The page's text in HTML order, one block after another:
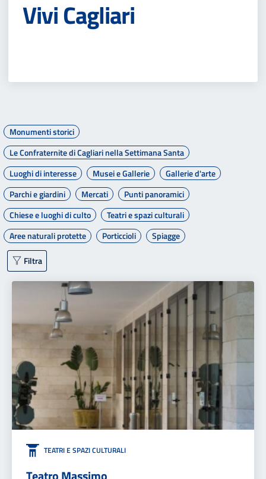
Vivi Cagliari
Monumenti storici
Le Confraternite di Cagliari nella Settimana Santa
Luoghi di interesse
Musei e Gallerie
Gallerie d'arte
Parchi e giardini
Mercati
Punti panoramici
Chiese e luoghi di culto
Teatri e spazi culturali
Aree naturali protette
Porticcioli Spiagge
Filtra
TEATRI E SPAZI CULTURALI